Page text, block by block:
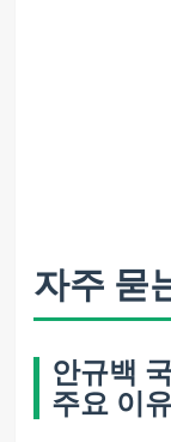
자주 묻
안규백
주요 이